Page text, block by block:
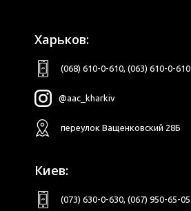
Харьков:
(068) 610-0-610, (063) 610-0-610
@aac_kharkiv
переулок Ващенковский 28Б
Киев:
(073) 630-0-630, (067) 950-65-05